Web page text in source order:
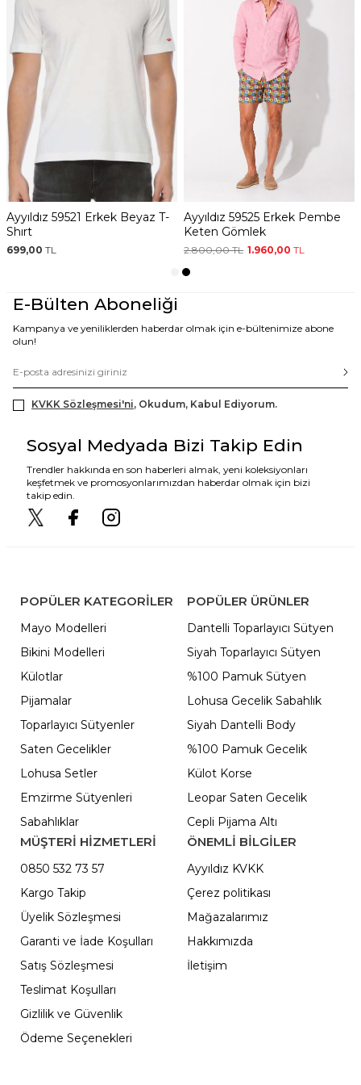
Ayyıldız 59521 Erkek Beyaz T-
699,00
Ayyıldız 59525 Erkek
Keten Gömlek
2.800,00TL 1.960,00
E-Bülten Aboneliği
Kampanya ve yeniliklerden haberdar olmak için e-bültenimize abone
olun!
KVKK Sözleşmesi'ni, Okudum, Kabul Ediyorum.
Sosyal Medyada Bizi Takip Edin
Trendler hakkında en son haberleri almak, yeni koleksiyonları
keşfetmek ve promosyonlarımızdan haberdar olmak için bizi
takip edin.
POPÜLER KATEGORILER
Mayo Modelleri
Bikini Modelleri
Külotlar
Pijamalar
Toparlayıcı Sütyenler
Saten Gecelikler
Lohusa Setler
Emzirme Sütyenleri
Sabahlıklar
POPÜLER ÜRÜNLER
Dantelli Toparlayıcı Sütyen
Siyah Toparlayıcı Sütyen
%100 Pamuk Sütyen
Lohusa Gecelik Sabahlık
Siyah Dantelli Body
%100 Pamuk Gecelik
Külot Korse
Leopar Saten Gecelik
Cepli Pijama Altı
MÜŞTERİ HİZMETLERİ
0850 532 73 57
Kargo Takip
Üyelik Sözleşmesi
Garanti ve İade Koşulları
Satış Sözleşmesi
Teslimat Koşulları
Gizlilik ve Güvenlik
Ödeme Seçenekleri
ÖNEMLI BILGILER
Ayyıldız KVKK
Çerez politikası
Mağazalarımız
Hakkımızda
İletişim